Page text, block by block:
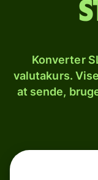
Konverter
valutakurs.
at sende,